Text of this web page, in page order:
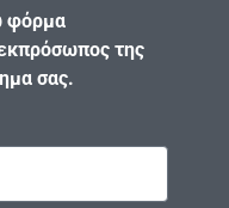
φόρμα
της
σας.